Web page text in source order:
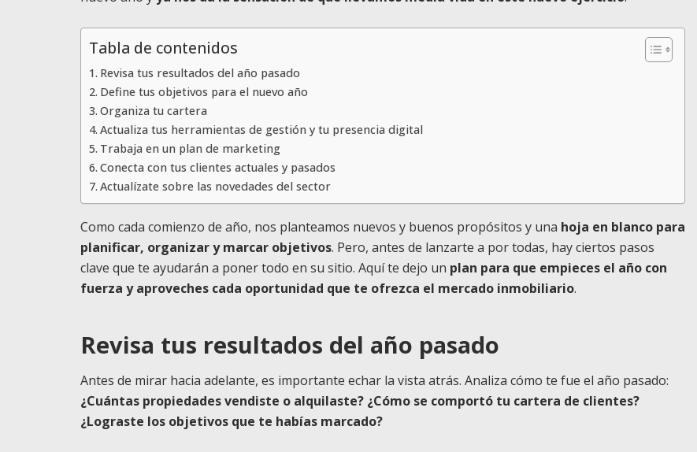
Tabla de contenidos
Revisa tus resultados del año pasado
Define tus objetivos para el nuevo año
Organiza tu cartera
Actualiza tus herramientas de gestión y tu presencia digital
Trabaja en un plan de marketing
Conecta con tus clientes actuales y pasados
Actualízate sobre las novedades del sector
Como cada comienzo de año, nos planteamos nuevos y buenos propósitos y una hoja en blanco para
planificar, organizar y marcar objetivos. Pero, antes de lanzarte a por todas, hay ciertos pasos
clave que te ayudarán a poner todo en su sitio. Aquí te dejo un plan para que empieces el año con
fuerza y aproveches cada oportunidad que te ofrezca el mercado inmobiliario.
Revisa tus resultados del año pasado
Antes de mirar hacia adelante, es importante echar la vista atrás. Analiza cómo te fue el año pasado:
¿Cuántas propiedades vendiste o alquilaste? ¿Cómo se comportó tu cartera de clientes?
¿Lograste los objetivos que te habías marcado?